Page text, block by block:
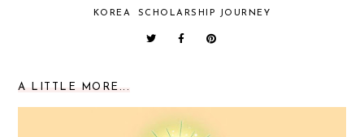
KOREA SCHOLARSHIP JOURNEY
A LITTLE MORE...